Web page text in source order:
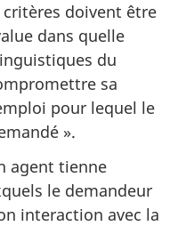
critères doivent être
dans quelle
du
sa
pour lequel le
».
agent tienne
le demandeur
interaction avec la